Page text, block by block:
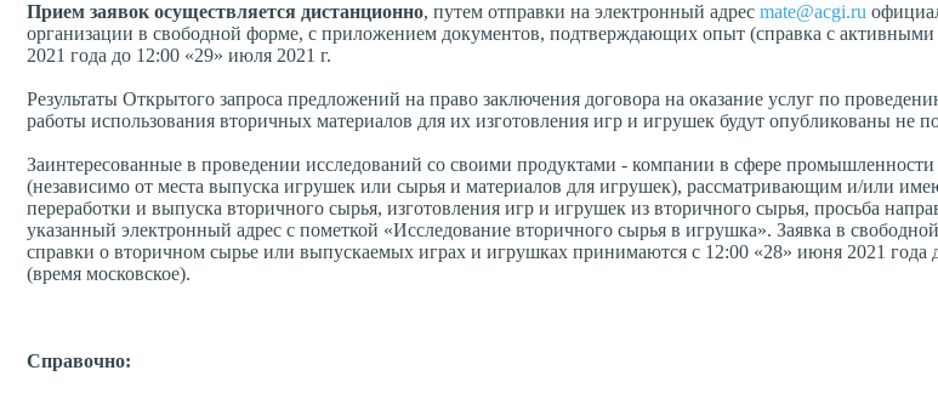
Прием заявок осуществляется дистанционно, путем отправки на электронный адрес mate@acgi.ru
организации в свободной форме, с приложением документов, подтверждающих опыт (справка с
2021 года до 12:00 «29» июля 2021 г.
Результаты Открытого запроса предложений на право заключения договора на оказание услуг по
работы использования вторичных материалов для их изготовления игр и игрушек будут опубликованы не
Заинтересованные в проведении исследований со своими продуктами - компании в сфере
(независимо от места выпуска игрушек или сырья и материалов для игрушек), рассматривающим и/или
переработки и выпуска вторичного сырья, изготовления игр и игрушек из вторичного сырья, просьба
указанный электронный адрес с пометкой «Исследование вторичного сырья в игрушка». Заявка в
справки о вторичном сырье или выпускаемых играх и игрушках принимаются с 12:00 «28» июня 2021 года
(время московское).
Справочно: